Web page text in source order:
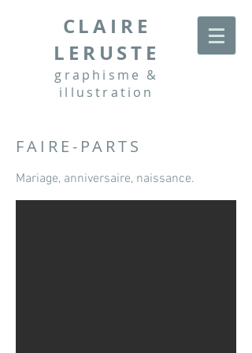
CLAIRE
LERUSTE
graphisme &
illustration
FAIRE-PARTS
Mariage, anniversaire, naissance.